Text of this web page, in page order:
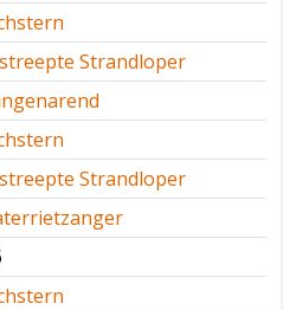
Strandloper
Strandloper